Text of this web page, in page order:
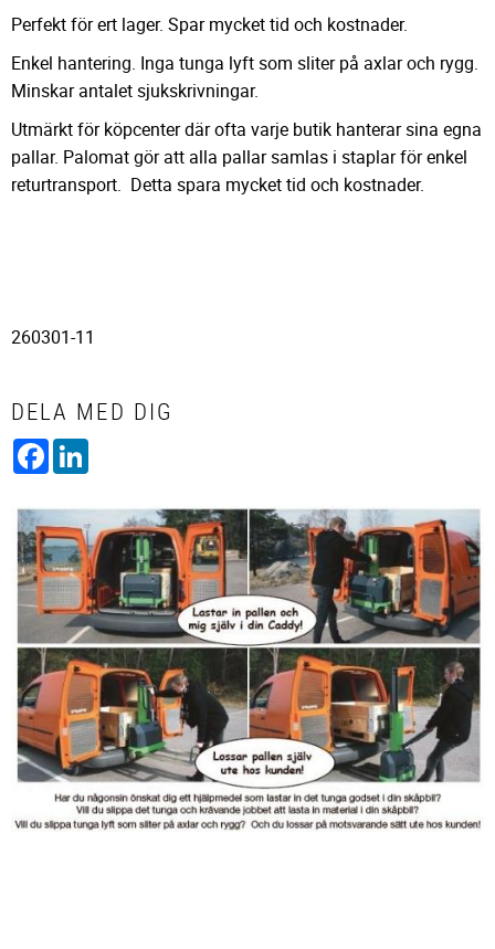
Perfekt för ert lager. Spar mycket tid och kostnader.
Enkel hantering. Inga tunga lyft som sliter på axlar och rygg.
Minskar antalet sjukskrivningar.
Utmärkt för köpcenter där ofta varje butik hanterar sina egna
pallar. Palomat gör att alla pallar samlas i staplar för enkel
returtransport. Detta spara mycket tid och kostnader.
260301-11
DELA MED DIG
Facebook